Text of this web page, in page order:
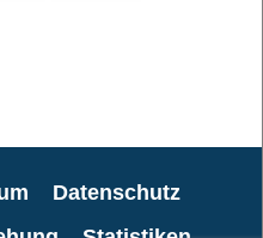
Datenschutz